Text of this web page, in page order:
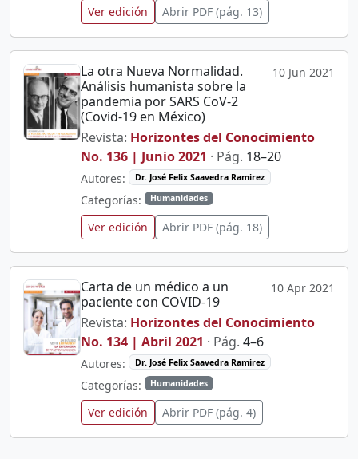
Ver edición Abrir PDF (pág. 13)
La otra Nueva Normalidad.
Análisis humanista sobre la
pandemia por SARS CoV-2
(Covid-19 en México)
10 Jun 2021
Revista: Horizontes del Conocimiento
No. 136 | Junio 2021 · Pág. 18–20
Autores: Dr. José Felix Saavedra Ramirez
Categorías: Humanidades
Ver edición Abrir PDF (pág. 18)
Carta de un médico a un
paciente con COVID-19
10 Apr 2021
Revista: Horizontes del Conocimiento
No. 134 | Abril 2021 · Pág. 4–6
Autores: Dr. José Felix Saavedra Ramirez
Categorías: Humanidades
Ver edición Abrir PDF (pág. 4)